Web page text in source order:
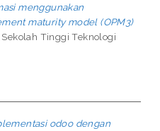
menggunakan
maturity model (OPM3)
Tinggi Teknologi
odoo dengan